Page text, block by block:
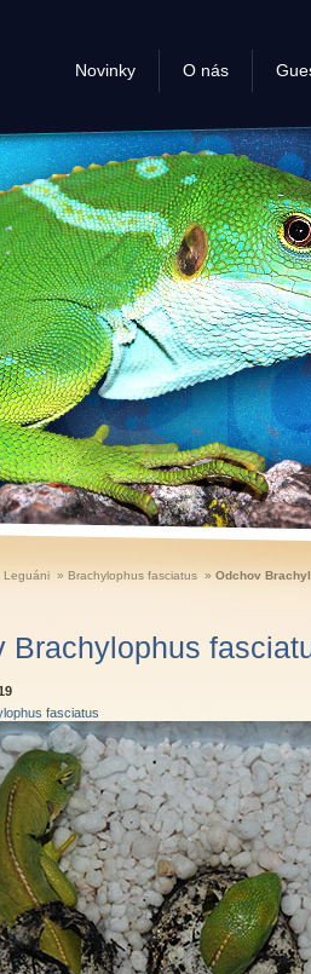
Novinky O nás
Leguáni » Brachylophus fasciatus » Odchov
Brachylophus
fasciatus